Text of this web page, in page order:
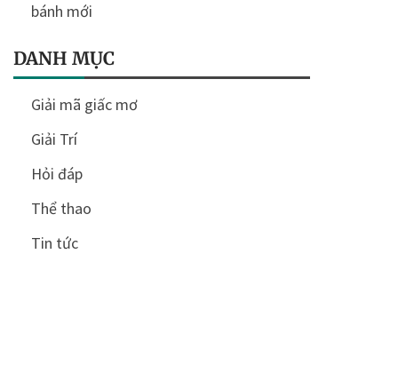
bánh mới
DANH MỤC
Giải mã giấc mơ
Giải Trí
Hỏi đáp
Thể thao
Tin tức